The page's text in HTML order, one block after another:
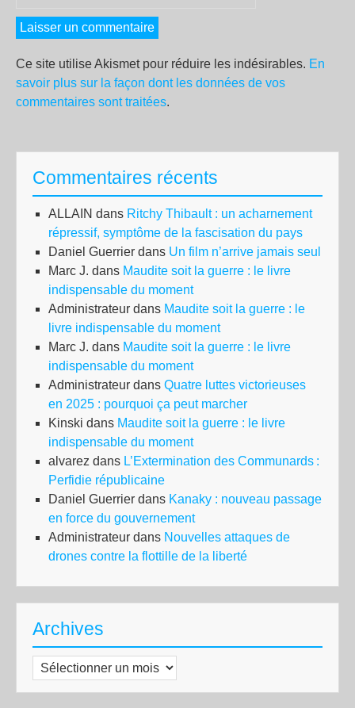
Ce site utilise Akismet pour réduire les indésirables. En
savoir plus sur la façon dont les données de vos
commentaires sont traitées.
Commentaires récents
ALLAIN dans Ritchy Thibault : un acharnement
répressif, symptôme de la fascisation du pays
Daniel Guerrier dans Un film n’arrive jamais seul
Marc J. dans Maudite soit la guerre : le livre
indispensable du moment
Administrateur dans Maudite soit la guerre : le
livre indispensable du moment
Marc J. dans Maudite soit la guerre : le livre
indispensable du moment
Administrateur dans Quatre luttes victorieuses
en 2025 : pourquoi ça peut marcher
Kinski dans Maudite soit la guerre : le livre
indispensable du moment
alvarez dans L’Extermination des Communards :
Perfidie républicaine
Daniel Guerrier dans Kanaky : nouveau passage
en force du gouvernement
Administrateur dans Nouvelles attaques de
drones contre la flottille de la liberté
Archives
Archives